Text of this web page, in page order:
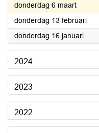
donderdag 6 maart2025
donderdag 13 februari2025
donderdag 16 januari2025
2024
2023
2022